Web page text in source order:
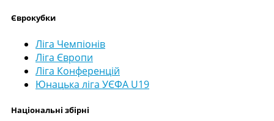
Єврокубки
Ліга Чемпіонів
Ліга Європи
Ліга Конференцій
Юнацька ліга УЄФА U19
Національні збірні